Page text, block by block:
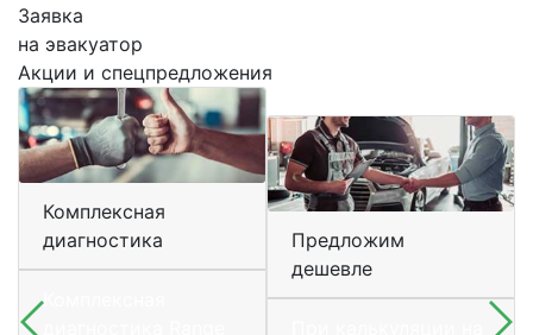
Заявка
на эвакуатор
Акции и спецпредложения
Комплексная
диагностика
Комплексная
Предложим
дешевле